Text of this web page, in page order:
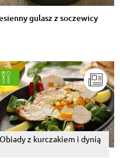
gulasz z soczewicy
Obiady z kurczakiem i dynią